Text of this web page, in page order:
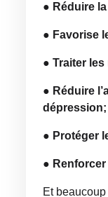
● Réduire
● Favorise
●Traiter
● Réduire
dépression;
● Protéger
●
Et